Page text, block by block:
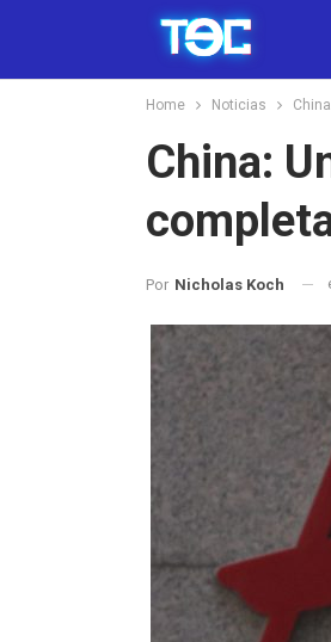
Home Noticias
China:
Por Nicholas Koch